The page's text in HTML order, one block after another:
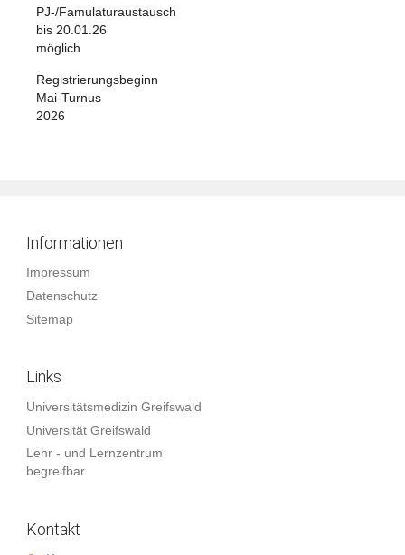
PJ-/Famulaturaustausch
bis 20.01.26
möglich
Registrierungsbeginn
Mai-Turnus
2026
Informationen
Impressum
Datenschutz
Sitemap
Links
Universitätsmedizin Greifswald
Universität Greifswald
Lehr - und Lernzentrum
begreifbar
Kontakt